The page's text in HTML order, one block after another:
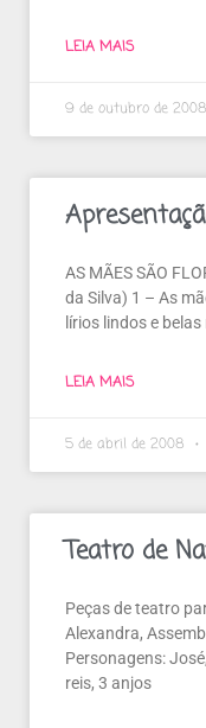
LEIA MAIS
9 de outubro de 2008
AS MÃES SÃO
da Silva) 1 – As
lírios lindos e belas
LEIA MAIS
5 de abril de 2008
Teatro de
Peças de teatro
Alexandra,
Personagens:
reis, 3 anjos